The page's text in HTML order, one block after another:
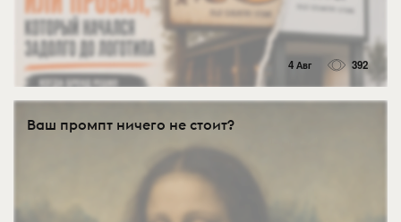
4 Авг 392
Ваш промпт ничего не стоит?